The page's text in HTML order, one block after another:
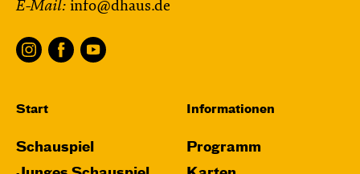
E-Mail: info@dhaus.de
Start
Schauspiel
Informationen
Programm